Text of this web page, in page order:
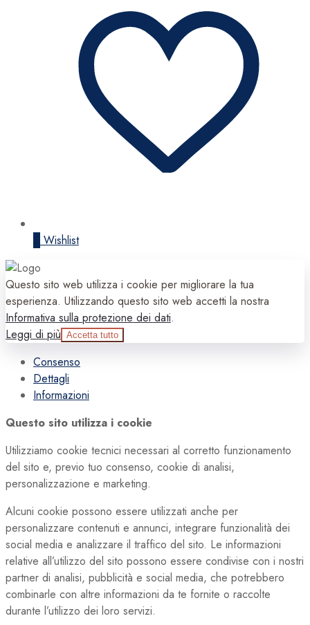
Wishlist
Questo sito web utilizza i cookie per migliorare la tua
esperienza. Utilizzando questo sito web accetti la nostra
Informativa sulla protezione dei dati.
Leggi di più Accetta tutto
Consenso
Dettagli
Informazioni
Questo sito utilizza i cookie
Utilizziamo cookie tecnici necessari al corretto funzionamento
del sito e, previo tuo consenso, cookie di analisi,
personalizzazione e marketing.
Alcuni cookie possono essere utilizzati anche per
personalizzare contenuti e annunci, integrare funzionalità dei
social media e analizzare il traffico del sito. Le informazioni
relative all’utilizzo del sito possono essere condivise con i nostri
partner di analisi, pubblicità e social media, che potrebbero
combinarle con altre informazioni da te fornite o raccolte
durante l’utilizzo dei loro servizi.